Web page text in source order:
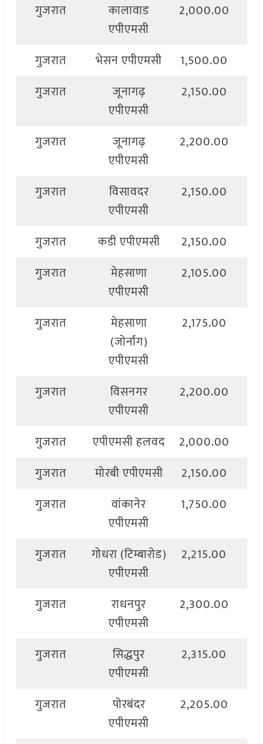
गुजरात
कालावाड
एपीएमसी
2,000.00
गुजरात भेसन एपीएमसी 1,500.00
गुजरात
जूनागढ़
एपीएमसी
2,150.00
गुजरात
जूनागढ़
एपीएमसी
2,200.00
गुजरात
विसावदर
एपीएमसी
2,150.00
गुजरात कडी एपीएमसी 2,150.00
गुजरात
मेहसाणा
एपीएमसी
2,105.00
गुजरात
मेहसाणा
(जोर्नांग)
एपीएमसी
2,175.00
गुजरात
विसनगर
एपीएमसी
2,200.00
गुजरात एपीएमसी हलवद 2,000.00
गुजरात
मोरबी एपीएमसी 2,150.00
गुजरात
वांकानेर
एपीएमसी
1,750.00
गुजरात
गोधरा (टिम्बारोड)
एपीएमसी
2,215.00
गुजरात
राधनपुर
एपीएमसी
2,300.00
गुजरात
सिद्धपुर
एपीएमसी
2,315.00
गुजरात
पोरबंदर
एपीएमसी
2,205.00